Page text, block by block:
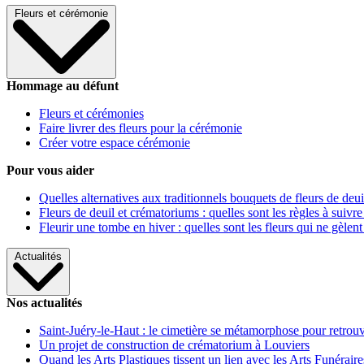
Fleurs et cérémonie
Hommage au défunt
Fleurs et cérémonies
Faire livrer des fleurs pour la cérémonie
Créer votre espace cérémonie
Pour vous aider
Quelles alternatives aux traditionnels bouquets de fleurs de
Fleurs de deuil et crématoriums : quelles sont les règles à
Fleurir une tombe en hiver : quelles sont les fleurs qui ne gèlent
Actualités
Nos actualités
Saint-Juéry-le-Haut : le cimetière se métamorphose pour
Un projet de construction de crématorium à Louviers
Quand les Arts Plastiques tissent un lien avec les Arts